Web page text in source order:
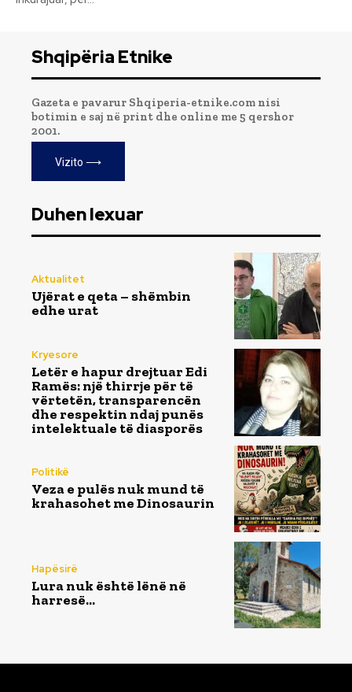
Shqipëria Etnike
Gazeta e pavarur Shqiperia-etnike.com nisi
botimin e saj në print dhe online me 5 qershor
2001.
Vizito ⟶
Duhen lexuar
Aktualitet
Ujërat e qeta – shëmbin
edhe urat
Kryesore
Letër e hapur drejtuar Edi
Ramës: një thirrje për të
vërtetën, transparencën
dhe respektin ndaj punës
intelektuale të diasporës
Politikë
Veza e pulës nuk mund të
krahasohet me Dinosaurin
Hapësirë
Lura nuk është lënë në
harresë…